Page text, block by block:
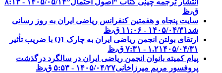
انتشار ترجمه چینی کتاب “اصول احتمال”
۱۴۰۵/۰۵/۱۴ - ۸:۱۳
ق٫ظ
سایت پنجاه و هفمتین کنفرانس ریاضی ایران به روز رسانی
شد۱۴۰۵/۰۴/۳۱ - ۱۱:۰۶ ق٫ظ
ارتقای بولتن انجمن ریاضی ایران به چارک Q1 با ضریب تأثیر
۱.۲۱۴۰۵/۰۴/۳۱ - ۷:۳۱ ق٫ظ
پیام کمیته بانوان انجمن ریاضی ایران در سالگرد درگذشت
پروفسور مریم میرزاخانی۱۴۰۵/۰۴/۲۷ - ۵:۵۳ ق٫ظ